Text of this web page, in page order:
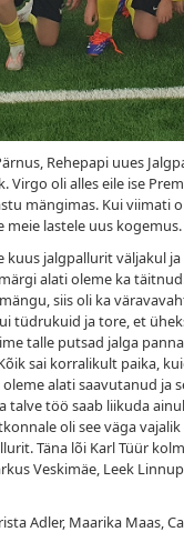
Rehepapi uues
oli alles eile ise
mängimas. Kui
lastele uus
jalgpallurit väljakul
alati oleme ka
siis oli ka
tüdrukuid ja tore, et
talle putsad jalga
sai korralikult paika,
alati saavutanud
talve töö saab liikuda
oli see väga
Täna lõi Karl Tüür
Veskimäe, Leek
Adler, Maarika Maas,